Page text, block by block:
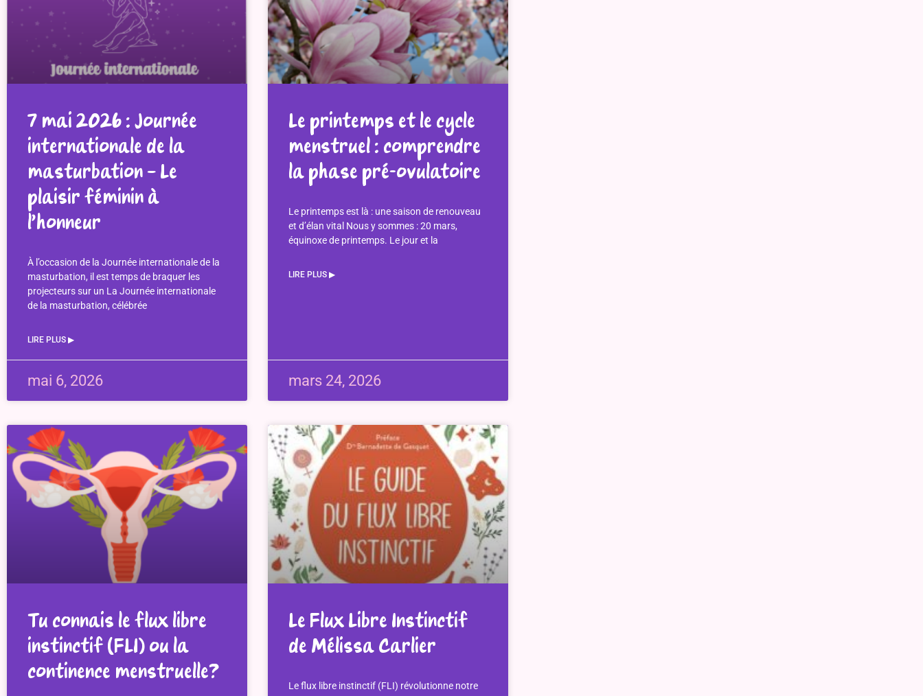
7 mai 2026 : Journée
internationale de la
masturbation – Le
plaisir féminin à
l’honneur
À l’occasion de la Journée internationale de la
masturbation, il est temps de braquer les
projecteurs sur un La Journée internationale
de la masturbation, célébrée
LIRE PLUS ▶︎
mai 6, 2026
Le printemps et le cycle
menstruel : comprendre
la phase pré-ovulatoire
Le printemps est là : une saison de renouveau
et d’élan vital Nous y sommes : 20 mars,
équinoxe de printemps. Le jour et la
LIRE PLUS ▶︎
mars 24, 2026
Tu connais le flux libre
instinctif (FLI) ou la
continence menstruelle?
Le Flux Libre Instinctif
de Mélissa Carlier
Le flux libre instinctif (FLI) révolutionne notre